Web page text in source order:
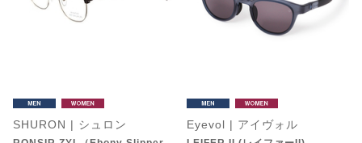
SHURON | シュロン Eyevol | アイヴォル